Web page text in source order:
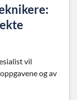
vil
og av